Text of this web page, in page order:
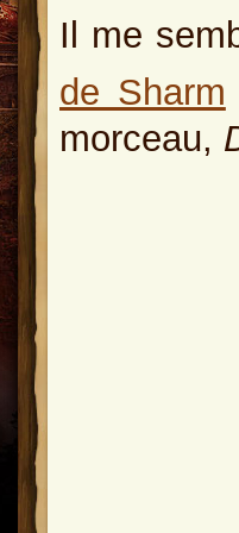
Il me
de Sharm
morceau,